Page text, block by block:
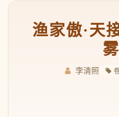
渔家傲·天
雾
李清照